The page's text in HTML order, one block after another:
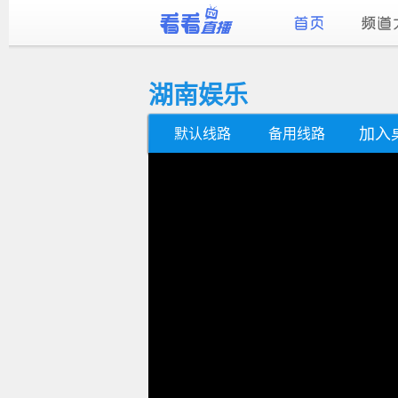
湖南娱乐
默认线路 备用线路 加入